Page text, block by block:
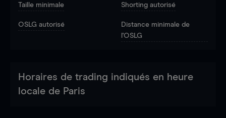
Taille minimale Shorting autorisé
OSLG autorisé
Distance minimale de
l'OSLG
Horaires de trading indiqués en heure
locale de Paris